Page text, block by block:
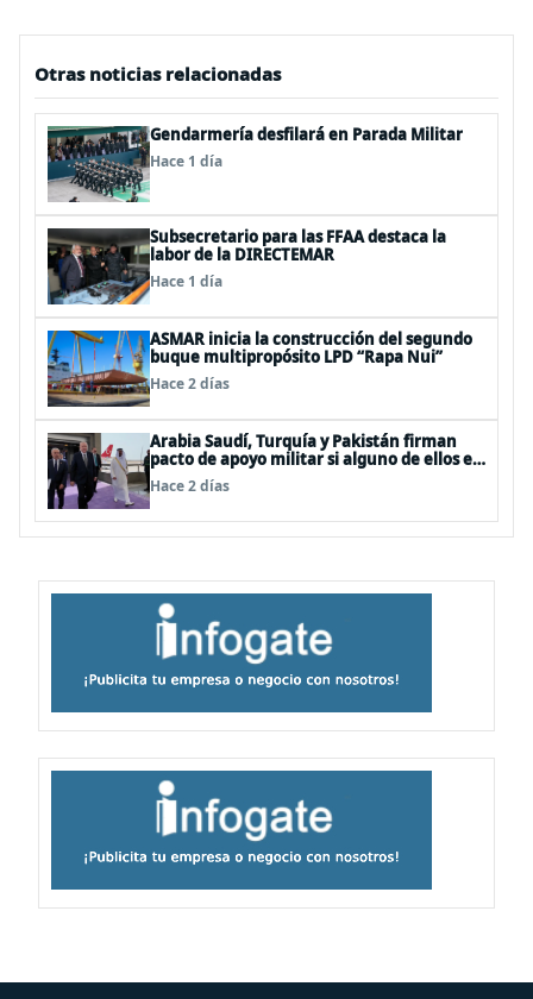
Otras noticias relacionadas
Gendarmería desfilará en Parada Militar
Hace 1 día
Subsecretario para las FFAA destaca la
labor de la DIRECTEMAR
Hace 1 día
ASMAR inicia la construcción del segundo
buque multipropósito LPD “Rapa Nui”
Hace 2 días
Arabia Saudí, Turquía y Pakistán firman
pacto de apoyo militar si alguno de ellos es
atacado
Hace 2 días